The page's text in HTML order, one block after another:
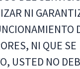
NI
NI QUE SE
USTED NO